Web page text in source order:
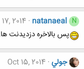
N
natanaeal
2014
پس بالاخره دزدیدنت
جولي Oct 15, 2014